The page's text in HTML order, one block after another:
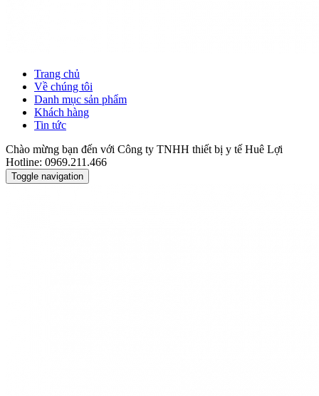
Trang chủ
Về chúng tôi
Danh mục sản phẩm
Khách hàng
Tin tức
Chào mừng bạn đến với Công ty TNHH thiết bị y tế Huê Lợi
Hotline: 0969.211.466
Toggle navigation